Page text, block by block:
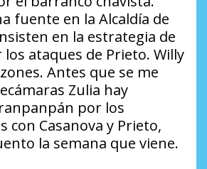
fuente en la Alcaldía de
en la estrategia de
ataques de Prieto. Willy
Antes que se me
Zulia hay
por los
con Casanova y Prieto,
la semana que viene.